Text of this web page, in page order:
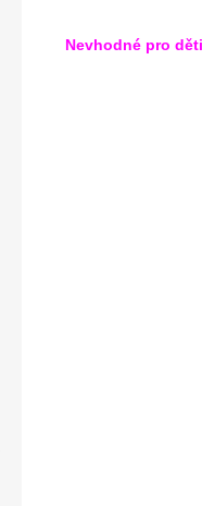
Nevhodné pro